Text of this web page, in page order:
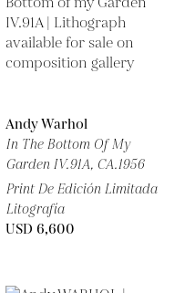
Andy Warhol
In The Bottom Of My
Garden IV.91A, CA.1956
Print De Edición Limitada
Litografía
USD 6,600